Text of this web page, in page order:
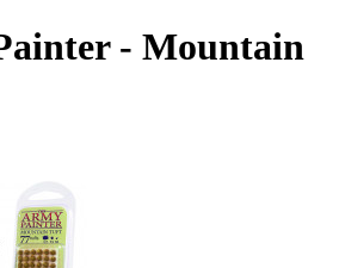
- Mountain